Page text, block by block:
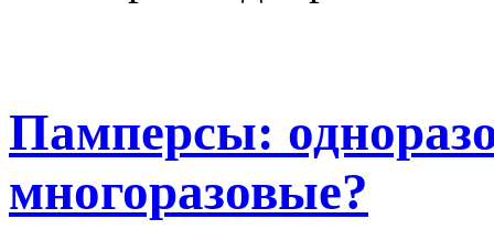
Памперсы:
многоразовые?